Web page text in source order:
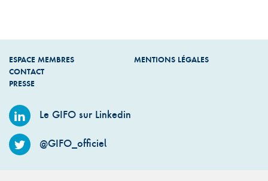
ESPACE MEMBRES
CONTACT
PRESSE
MENTIONS LÉGALES
Le GIFO sur Linkedin
@GIFO_officiel